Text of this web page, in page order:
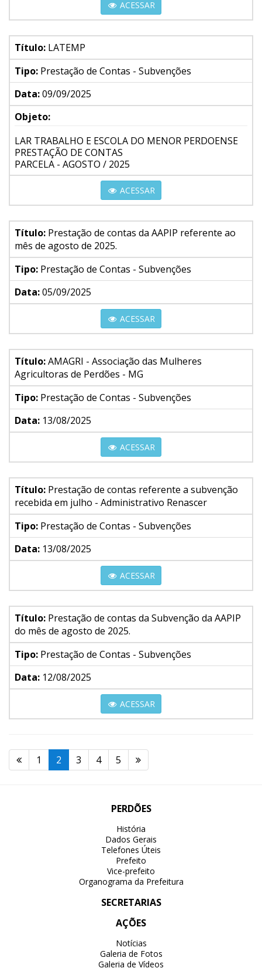
ACESSAR
Título: LATEMP
Tipo: Prestação de Contas - Subvenções
Data:09/09/2025
Objeto:
LAR TRABALHO E ESCOLA DO MENOR PERDOENSE
PRESTAÇÃO DE CONTAS
PARCELA - AGOSTO / 2025
ACESSAR
Título: Prestação de contas da AAPIP referente ao
mês de agosto de 2025.
Tipo: Prestação de Contas - Subvenções
Data:05/09/2025
ACESSAR
Título:AMAGRI - Associação das Mulheres
Agricultoras de Perdões - MG
Tipo: Prestação de Contas - Subvenções
Data: 13/08/2025
ACESSAR
Título: Prestação de contas referente a subvenção
recebida em julho - Administrativo Renascer
Tipo: Prestação de Contas - Subvenções
Data: 13/08/2025
ACESSAR
Título: Prestação de contas da Subvenção da AAPIP
do mês de agosto de 2025.
Tipo: Prestação de Contas - Subvenções
Data: 12/08/2025
ACESSAR
1 2 3 4 5
PERDÕES
História
Dados Gerais
Telefones Úteis
Prefeito
Vice-prefeito
Organograma da Prefeitura
SECRETARIAS
AÇÕES
Notícias
Galeria de Fotos
Galeria de Vídeos